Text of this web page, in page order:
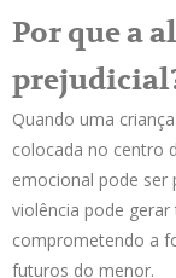
Por que a
Quando uma
colocada no centro
emocional pode ser
violência pode
comprometendo a
futuros do menor.